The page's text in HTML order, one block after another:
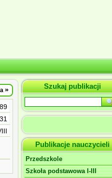
» Szukaj publikacji
Publikacje nauczycieli
Przedszkole
Szkoła podstawowa I-III